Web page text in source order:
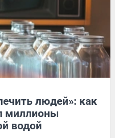
людей»: как
миллионы
водой